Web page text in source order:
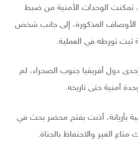
تمكنت الوحدات الأمنية من ضبط
المذكورة، إلى جانب شخص
ثبت تورطه في العملية.
دول أفريقيا جنوب الصحراء، لم
أمنية حتى تاريخه.
بأريانة، أذنت بفتح محضر بحث في
الغير والاحتفاظ بالجناة.